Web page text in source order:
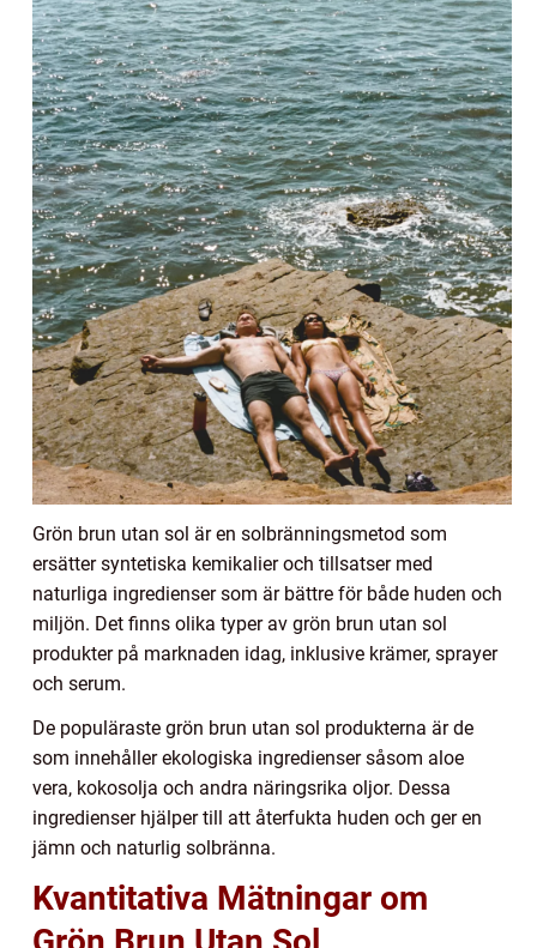
Grön brun utan sol är en solbränningsmetod som
ersätter syntetiska kemikalier och tillsatser med
naturliga ingredienser som är bättre för både huden och
miljön. Det finns olika typer av grön brun utan sol
produkter på marknaden idag, inklusive krämer, sprayer
och serum.
De populäraste grön brun utan sol produkterna är de
som innehåller ekologiska ingredienser såsom aloe
vera, kokosolja och andra näringsrika oljor. Dessa
ingredienser hjälper till att återfukta huden och ger en
jämn och naturlig solbränna.
Kvantitativa Mätningar om